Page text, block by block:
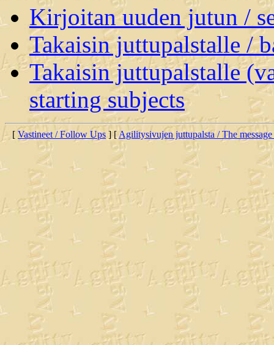
Kirjoitan uuden jutun /
Takaisin juttupalstalle /
Takaisin juttupalstalle
starting subjects
[ Vastineet / Follow Ups ] [Agilitysivujen juttupalsta / The